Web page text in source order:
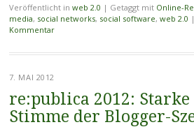
Veröffentlicht in web 2.0 | Getaggt mit Online-
media, social networks, social software, web 2.0 |
Kommentar
7. MAI 2012
re:publica 2012:
Stimme der Blogger-